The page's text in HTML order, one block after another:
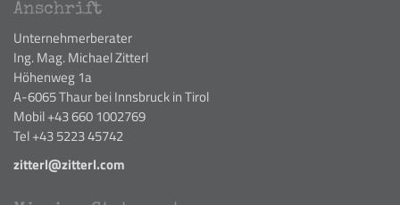
Anschrift
Unternehmerberater
Ing. Mag. Michael Zitterl
Höhenweg 1a
A-6065 Thaur bei Innsbruck in Tirol
Mobil +43 660 1002769
Tel +43 5223 45742
zitterl@zitterl.com